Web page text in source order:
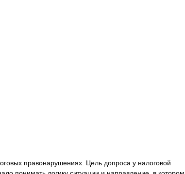
правонарушениях. Цель допроса у налоговой